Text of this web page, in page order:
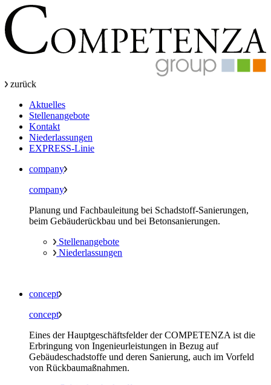
zurück
Aktuelles
Stellenangebote
Kontakt
Niederlassungen
EXPRESS-Linie
company
company
Planung und Fachbauleitung bei Schadstoff-Sanierungen,
beim Gebäuderückbau und bei Betonsanierungen.
Stellenangebote
Niederlassungen
concept
concept
Eines der Hauptgeschäftsfelder der COMPETENZA ist die
Erbringung von Ingenieurleistungen in Bezug auf
Gebäudeschadstoffe und deren Sanierung, auch im Vorfeld
von Rückbaumaßnahmen.